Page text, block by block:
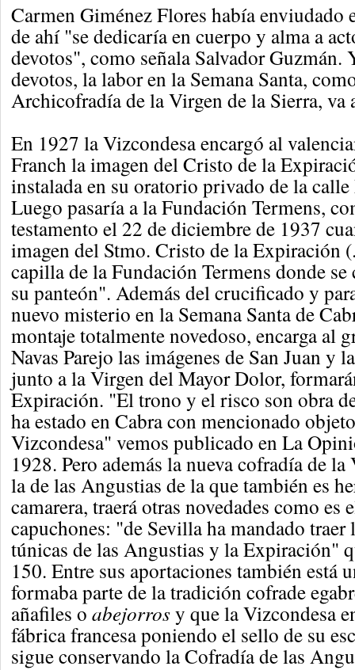
Carmen Giménez Flores había enviudado
de ahí "se dedicaría en cuerpo y alma a
devotos", como señala Salvador Guzmán.
devotos, la labor en la Semana Santa,
Archicofradía de la Virgen de la Sierra, va
En 1927 la Vizcondesa encargó al
Franch la imagen del Cristo de la
instalada en su oratorio privado de la
Luego pasaría a la Fundación Termens,
testamento el 22 de diciembre de 1937
imagen del Stmo. Cristo de la Expiración
capilla de la Fundación Termens donde se
su panteón". Además del crucificado y
nuevo misterio en la Semana Santa de
montaje totalmente novedoso, encarga al
Navas Parejo las imágenes de San Juan y
junto a la Virgen del Mayor Dolor,
Expiración. "El trono y el risco son obra
ha estado en Cabra con mencionado
Vizcondesa" vemos publicado en La
1928. Pero además la nueva cofradía de
la de las Angustias de la que también es
camarera, traerá otras novedades como es
capuchones: "de Sevilla ha mandado traer
túnicas de las Angustias y la Expiración"
150. Entre sus aportaciones también está
formaba parte de la tradición cofrade
añafiles oabejorrosy que la Vizcondesa
fábrica francesa poniendo el sello de su
sigue conservando la Cofradía de las